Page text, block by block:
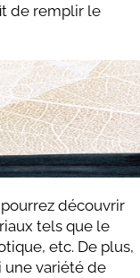
de remplir le
découvrir
tels que le
etc. De plus,
une variété de